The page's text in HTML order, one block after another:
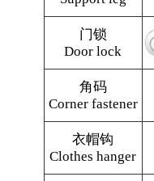
门锁
Door lock
角码
Corner fastener
衣帽钩
Clothes hanger